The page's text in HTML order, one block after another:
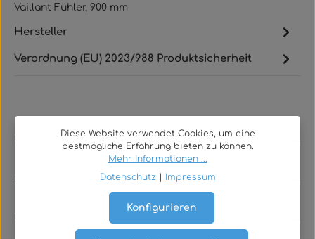
Vaillant Fühler, 900 mm
Hersteller
Verordnung (EU) 2023/988 Produktsicherheit
Rechtliches
Service
Diese Website verwendet Cookies, um eine
bestmögliche Erfahrung bieten zu können.
Mehr Informationen ...
Datenschutz
Impressum
Konfigurieren